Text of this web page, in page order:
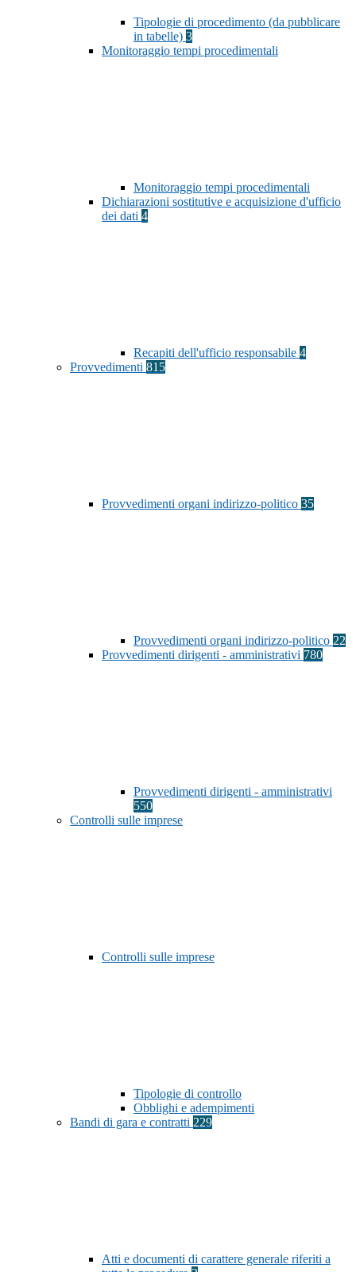
Tipologie di procedimento (da pubblicare
in tabelle) 3
Monitoraggio tempi procedimentali
Monitoraggio tempi procedimentali
Dichiarazioni sostitutive e acquisizione d'ufficio
dei dati 4
Recapiti dell'ufficio responsabile 4
Provvedimenti 815
Provvedimenti organi indirizzo-politico 35
Provvedimenti organi indirizzo-politico 22
Provvedimenti dirigenti - amministrativi 780
Provvedimenti dirigenti - amministrativi
550
Controlli sulle imprese
Controlli sulle imprese
Tipologie di controllo
Obblighi e adempimenti
Bandi di gara e contratti 229
Atti e documenti di carattere generale riferiti a